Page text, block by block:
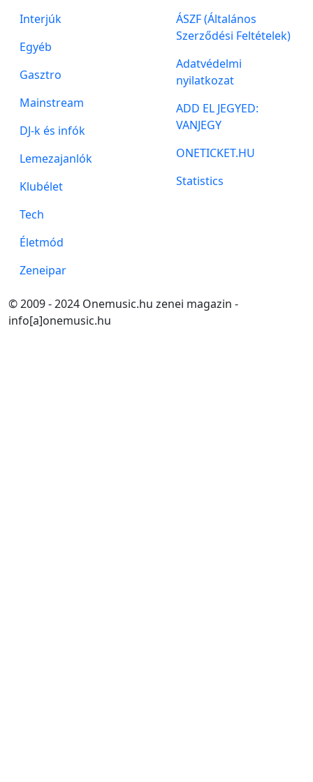
Interjúk
Egyéb
Gasztro
Mainstream
DJ-k és infók
Lemezajanlók
Klubélet
Tech
Életmód
Zeneipar
ÁSZF (Általános
Szerződési Feltételek)
Adatvédelmi
nyilatkozat
ADD EL JEGYED:
VANJEGY
ONETICKET.HU
Statistics
© 2009 - 2024 Onemusic.hu zenei magazin -
info[a]onemusic.hu